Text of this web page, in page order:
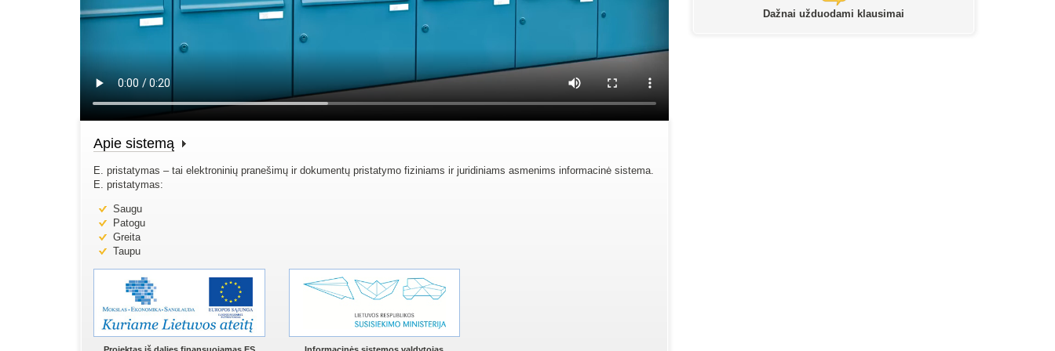
Apie sistemą
E. pristatymas – tai elektroninių pranešimų ir dokumentų pristatymo fiziniams ir juridiniams asmenims informacinė sistema.
E. pristatymas:
Saugu
Patogu
Greita
Taupu
Dažnai užduodami klausimai